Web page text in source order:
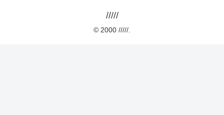
/////
© 2000 /////.